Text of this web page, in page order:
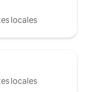
locales
locales